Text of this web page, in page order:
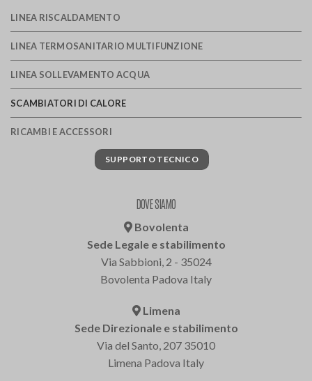
LINEA RISCALDAMENTO
LINEA TERMOSANITARIO MULTIFUNZIONE
LINEA SOLLEVAMENTO ACQUA
SCAMBIATORI DI CALORE
RICAMBI E ACCESSORI
SUPPORTO TECNICO
DOVE SIAMO
Bovolenta
Sede Legale e stabilimento
Via Sabbioni, 2 - 35024
Bovolenta Padova Italy
Limena
Sede Direzionale e stabilimento
Via del Santo, 207 35010
Limena Padova Italy